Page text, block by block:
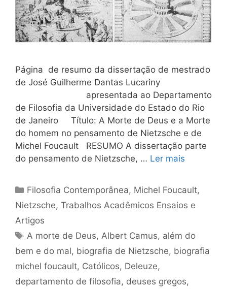
Página de resumo da dissertação de mestrado
de José Guilherme Dantas Lucariny
apresentada ao Departamento
de Filosofia da Universidade do Estado do Rio
de Janeiro Título: A Morte de Deus e a Morte
do homem no pensamento de Nietzsche e de
Michel Foucault RESUMO A dissertação parte
do pensamento de Nietzsche, … Ler mais
Categorias
Filosofia Contemporânea, Michel Foucault,
Nietzsche, Trabalhos Acadêmicos Ensaios e
Artigos
Tags
A morte de Deus,Albert Camus, além do
bem e do mal, biografia de Nietzsche, biografia
michel foucault, Católicos, Deleuze,
departamento de filosofia, deuses gregos,